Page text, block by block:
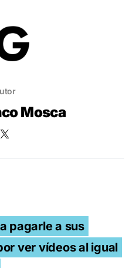
Mosca
pagarle a sus
ver vídeos al igual